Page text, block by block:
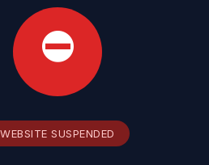
⛔
WEBSITE SUSPENDED